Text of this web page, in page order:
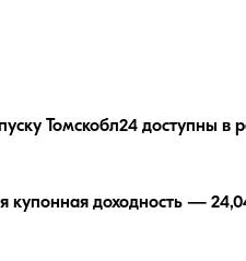
Томскобл24 доступны в
купонная доходность —